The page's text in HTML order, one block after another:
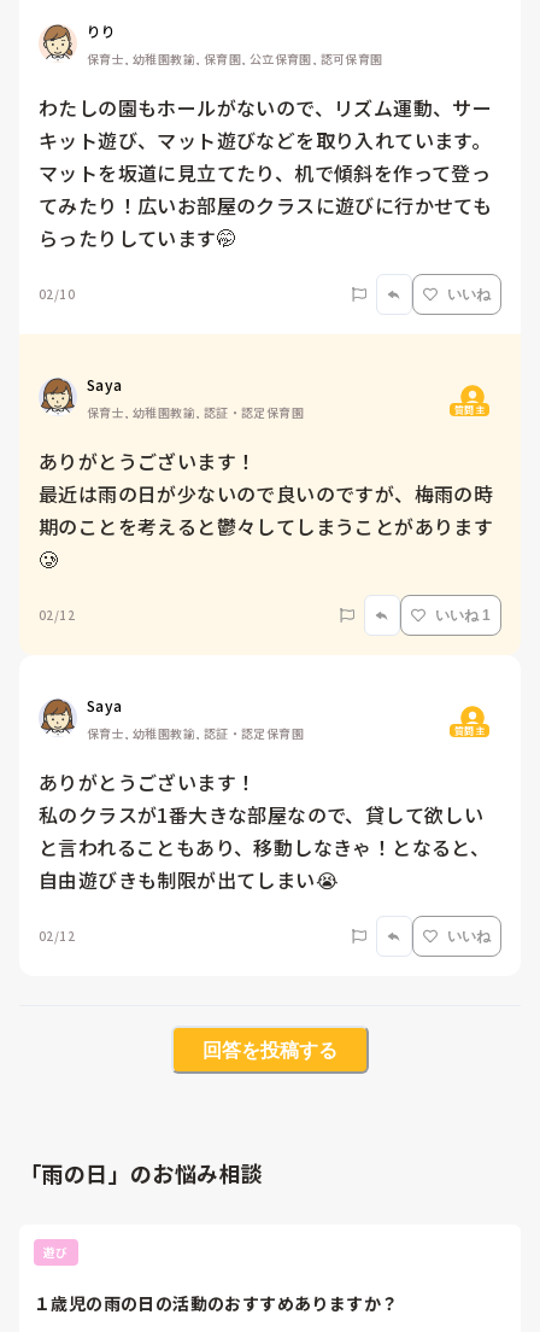
りり
保育士, 幼稚園教諭, 保育園, 公立保育園, 認可保育園
わたしの園もホールがないので、リズム運動、サー
キット遊び、マット遊びなどを取り入れています。
マットを坂道に見立てたり、机で傾斜を作って登っ
てみたり！広いお部屋のクラスに遊びに行かせても
らったりしています🤭
02/10 いいね
Saya
保育士, 幼稚園教諭, 認証・認定保育園 質問主
ありがとうございます！
最近は雨の日が少ないので良いのですが、梅雨の時
期のことを考えると鬱々してしまうことがあります
🥲
02/12 いいね 1
Saya
保育士, 幼稚園教諭, 認証・認定保育園 質問主
ありがとうございます！
私のクラスが1番大きな部屋なので、貸して欲しい
と言われることもあり、移動しなきゃ！となると、
自由遊びきも制限が出てしまい😭
02/12 いいね
回答を投稿する
「雨の日」のお悩み相談
遊び
１歳児の雨の日の活動のおすすめありますか？